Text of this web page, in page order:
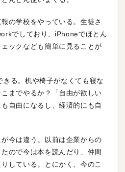
の学校をやっている。生徒さ
でしており、iPhoneでほとん
ックなども簡単に見ることが
る。机や椅子がなくても寝な
までやるか？「自由が欲しい
自由になるし、経済的にも自
今は違う。以前は企業からの
ので今は本を読んだり、仲間
している。とにかく、今のこ